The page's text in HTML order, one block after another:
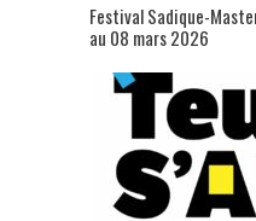
Festival Sadique-
au 08 mars 2026